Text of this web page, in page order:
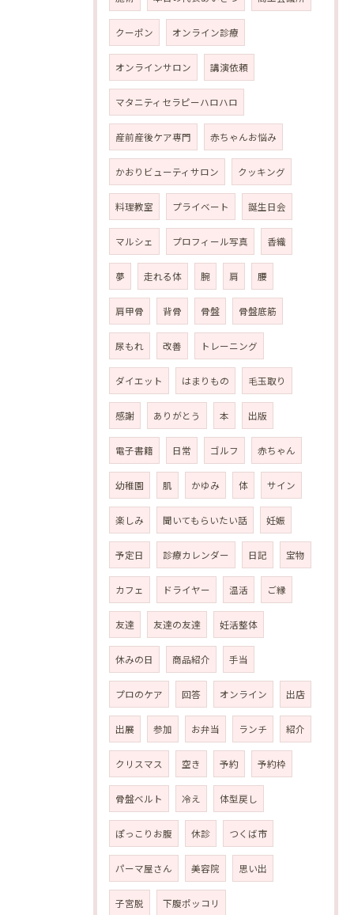
クーポン オンライン診療
オンラインサロン 講演依頼
マタニティセラピーハロハロ
産前産後ケア専門 赤ちゃんお悩み
かおりビューティサロン クッキング
料理教室 プライベート 誕生日会
マルシェ プロフィール写真 香織
夢 走れる体 腕 肩 腰
肩甲骨 背骨 骨盤 骨盤底筋
尿もれ 改善 トレーニング
ダイエット はまりもの 毛玉取り
感謝 ありがとう 本 出版
電子書籍 日常 ゴルフ 赤ちゃん
幼稚園 肌 かゆみ 体 サイン
楽しみ 聞いてもらいたい話 妊娠
予定日 診療カレンダー 日記 宝物
カフェ ドライヤー 温活 ご縁
友達 友達の友達 妊活整体
休みの日 商品紹介 手当
プロのケア 回答 オンライン 出店
出展 参加 お弁当 ランチ 紹介
クリスマス 空き 予約 予約枠
骨盤ベルト 冷え 体型戻し
ぽっこりお腹 休診 つくば市
パーマ屋さん 美容院 思い出
子宮脱 下腹ポッコリ